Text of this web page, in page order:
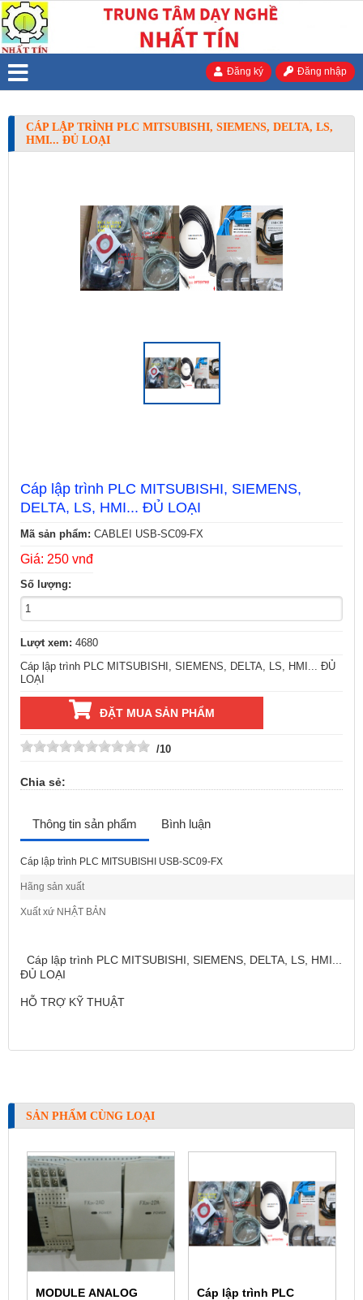
Đăng ký Đăng nhập
CÁP LẬP TRÌNH PLC MITSUBISHI, SIEMENS, DELTA, LS,
HMI... ĐỦ LOẠI
Cáp lập trình PLC MITSUBISHI, SIEMENS,
DELTA, LS, HMI... ĐỦ LOẠI
Mã sản phẩm: CABLEI USB-SC09-FX
Giá: 250 vnđ
Số lượng:
Lượt xem: 4680
Cáp lập trình PLC MITSUBISHI, SIEMENS, DELTA, LS, HMI... ĐỦ
LOẠI
ĐẶT MUA SẢN PHẨM
/10
Chia sẻ:
Thông tin sản phẩm Bình luận
Cáp lập trình PLC MITSUBISHI USB-SC09-FX
Hãng sản xuất
Xuất xứ NHẬT BẢN
Cáp lập trình PLC MITSUBISHI, SIEMENS, DELTA, LS, HMI...
ĐỦ LOẠI
HỖ TRỢ KỸ THUẬT
SẢN PHẨM CÙNG LOẠI
MODULE ANALOG
Cáp lập trình PLC